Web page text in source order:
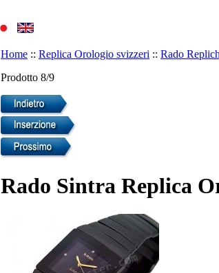
Home :: Replica Orologio svizzeri :: Rado
Prodotto 8/9
Rado Sintra Replica